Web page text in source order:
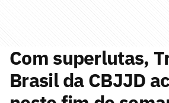
Com superlutas,
Brasil da CBJJD